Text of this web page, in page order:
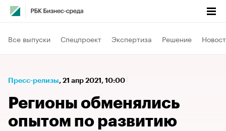
Все выпуски Спецпроект Экспертиза Решение
Пресс-релизы⁠, 21 апр 2021, 10:00
Регионы обменялись
опытом по развитию